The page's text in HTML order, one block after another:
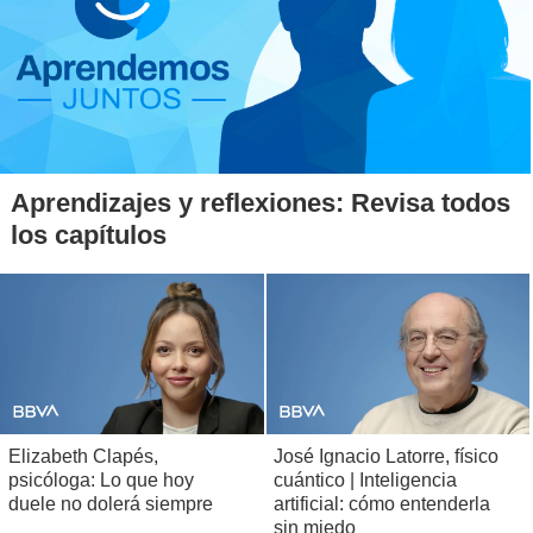
pero son polémicas que, creo, mirándolo del lado positivo,
permiten abrir la discusión de fondo".
Aprendizajes y reflexiones: Revisa todos
los capítulos
Elizabeth Clapés,
psicóloga: Lo que hoy
duele no dolerá siempre
José Ignacio Latorre, físico
cuántico | Inteligencia
artificial: cómo entenderla
sin miedo